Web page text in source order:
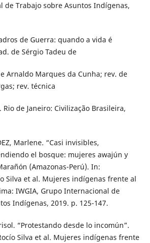
de Trabajo sobre Asuntos Indígenas,
de Guerra: quando a vida é
de Sérgio Tadeu de
Arnaldo Marques da Cunha; rev. de
rev. técnica
de Janeiro: Civilização Brasileira,
Marlene. “Casi invisibles,
el bosque: mujeres awajún y
(Amazonas-Perú). In:
Silva et al. Mujeres indígenas frente al
IWGIA, Grupo Internacional de
Indígenas, 2019. p. 125-147.
“Protestando desde lo incomún”.
Silva et al. Mujeres indígenas frente